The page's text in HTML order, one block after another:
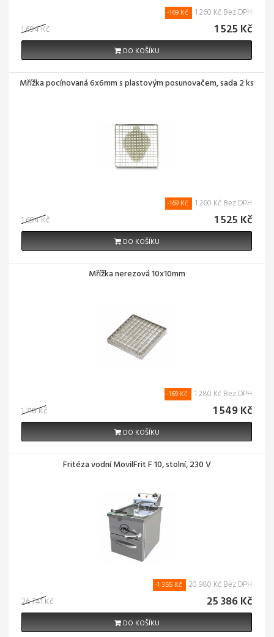
1 694 Kč
-169 Kč 1 260 Kč Bez DPH
1 525 Kč
DO KOŠÍKU
Mřížka pocínovaná 6x6mm s plastovým posunovačem, sada 2 ks
1 694 Kč
-169 Kč 1 260 Kč Bez DPH
1 525 Kč
DO KOŠÍKU
Mřížka nerezová 10x10mm
1 718 Kč
-169 Kč 1 280 Kč Bez DPH
1 549 Kč
DO KOŠÍKU
Fritéza vodní MovilFrit F 10, stolní, 230 V
26 741 Kč
-1 355 Kč 20 980 Kč Bez DPH
25 386 Kč
DO KOŠÍKU